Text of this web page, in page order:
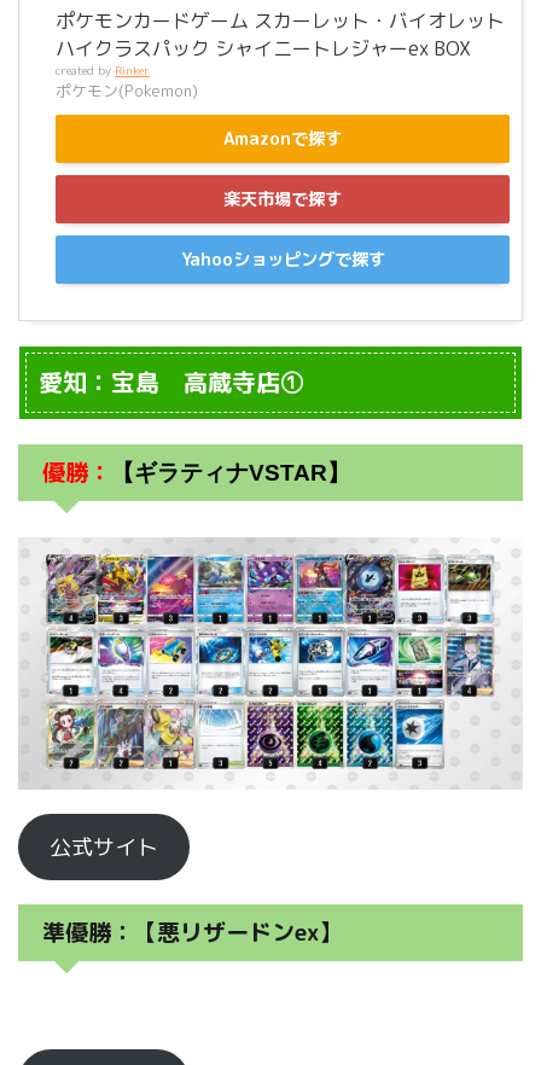
ポケモンカードゲーム スカーレット・バイオレット
ハイクラスパック シャイニートレジャーex BOX
created by Rinker
ポケモン(Pokemon)
Amazonで探す
楽天市場で探す
Yahooショッピングで探す
愛知：宝島 高蔵寺店①
優勝： 【ギラティナVSTAR】
公式サイト
準優勝：【悪リザードンex】